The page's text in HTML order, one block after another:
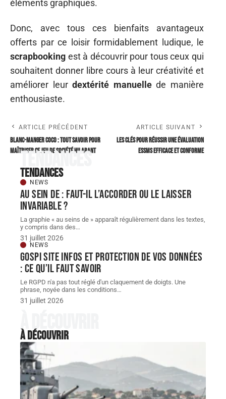
éléments graphiques.
Donc, avec tous ces bienfaits avantageux
offerts par ce loisir formidablement ludique, le
scrapbooking est à découvrir pour tous ceux qui
souhaitent donner libre cours à leur créativité et
améliorer leurdextérité manuellede manière
enthousiaste.
ARTICLE PRÉCÉDENT
Blanc-manger Coco : tout savoir pour
maîtriser ce jeu de société hilarant
ARTICLE SUIVANT
Les clés pour réussir une évaluation
ESSMS efficace et conforme
Tendances
Tendances
NEWS
Au sein de : faut-il l’accorder ou le laisser
invariable ?
La graphie « au seins de » apparaît régulièrement dans les textes,
y compris dans des…
31 juillet 2026
NEWS
Gospi site infos et protection de vos données
: ce qu’il faut savoir
Le RGPD n'a pas tout réglé d'un claquement de doigts. Une
phrase, noyée dans les conditions…
31 juillet 2026
À découvrir
À découvrir